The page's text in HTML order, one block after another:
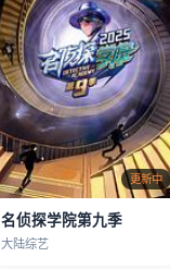
更新中
名侦探学院第九季
大陆综艺